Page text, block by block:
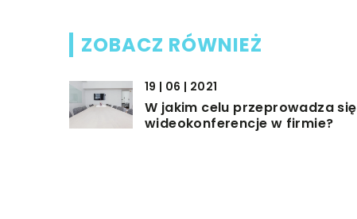
ZOBACZ RÓWNIEŻ
19 | 06 | 2021
W jakim celu przeprowadza się
wideokonferencje w firmie?